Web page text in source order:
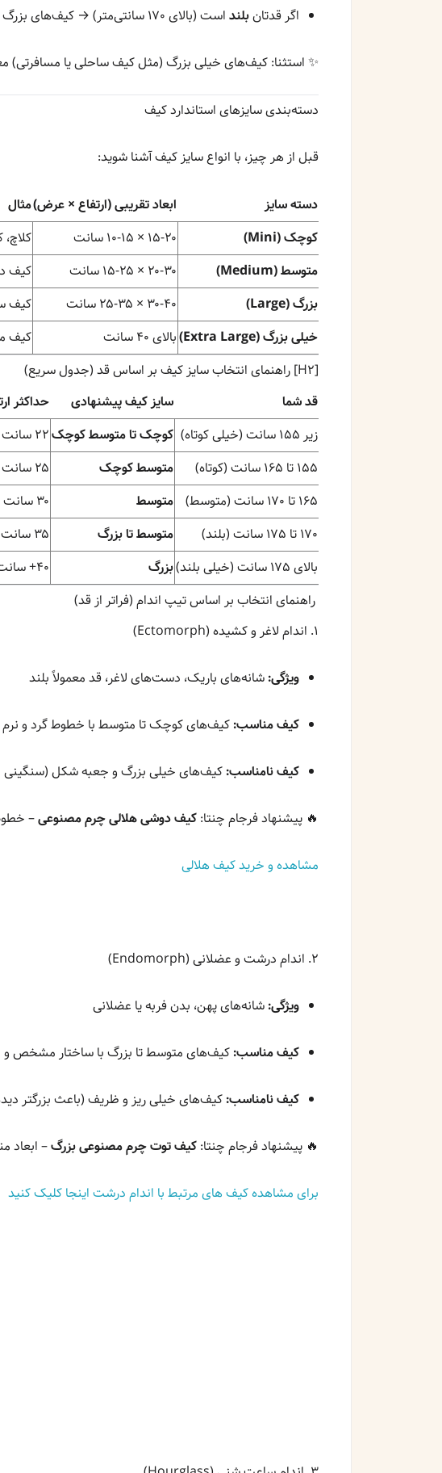
اگر قدتانبلند است (بالای ۱۷۰ سانتی‌متر) → کیف‌های بزرگ (ارتفاع ۳۵ تا ۴۵ سانتی‌متر)
✨ استثنا: کیف‌های خیلی بزرگ (مثل کیف ساحلی یا مسافرتی)
دسته‌بندی سایزهای استاندارد کیف
قبل از هر چیز، با انواع سایز کیف آشنا شوید:
دسته سایز ابعاد تقریبی (ارتفاع × عرض)مثال
کوچک (Mini)
۱۵-۲۰ × ۱۰-۱۵ سانت
متوسط (Medium)
۲۰-۳۰ × ۱۵-۲۵ سانت کیف
بزرگ (Large)
۳۰-۴۰ × ۲۵-۳۵ سانت کیف
خیلی بزرگ (Extra Large)
بالای ۴۰ سانت کیف
[H2] راهنمای انتخاب سایز کیف بر اساس قد (جدول سریع)
قد شما
سایز کیف پیشنهادی حداکثر
زیر ۱۵۵ سانت (خیلی کوتاه)
کوچک تا متوسط کوچک۲۲ سانت
۱۵۵ تا ۱۶۵ سانت (کوتاه)
متوسط کوچک ۲۵ سانت
۱۶۵ تا ۱۷۰ سانت (متوسط)
متوسط ۳۰ سانت
۱۷۰ تا ۱۷۵ سانت (بلند)
متوسط تا بزرگ ۳۵ سانت
بالای ۱۷۵ سانت (خیلی بلند)
بزرگ ۴۰+ سانت
راهنمای انتخاب بر اساس تیپ اندام (فراتر از قد)
۱. اندام لاغر و کشیده (Ectomorph)
ویژگی: شانه‌های باریک، دست‌های لاغر، قد معمولاً بلند
کیف مناسب: کیف‌های کوچک تا متوسط با خطوط گرد و نرم
کیف نامناسب:کیف‌های خیلی بزرگ و جعبه شکل
🔥 پیشنهاد فرجام چنتا: کیف دوشی هلالی چرم مصنوعی–
مشاهده و خرید کیف هلالی
۲. اندام درشت و عضلانی (Endomorph)
ویژگی: شانه‌های پهن، بدن فربه یا عضلانی
کیف مناسب: کیف‌های متوسط تا بزرگ با ساختار مشخص
کیف نامناسب:کیف‌های خیلی ریز و ظریف (باعث بزرگتر
🔥 پیشنهاد فرجام چنتا: کیف توت چرم مصنوعی بزرگ– ابعاد
برای مشاهده کیف های مرتبط با اندام درشت اینجا کلیک کنید